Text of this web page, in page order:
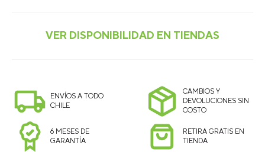
ENVÍOS A TODO
CHILE
CAMBIOS Y
DEVOLUCIONES SIN
COSTO
6 MESES DE
GARANTÍA
RETIRA GRATIS EN
TIENDA